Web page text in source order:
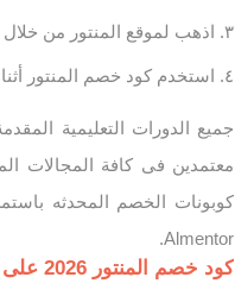
اذهب لموقع المنتور من
استخدم كود خصم المنتور
معتمدين فى كافة المجالات
كوبونات الخصم المحدثه
Almentor.
كود خصم المنتور 2026 على جميع كورسات Almentor